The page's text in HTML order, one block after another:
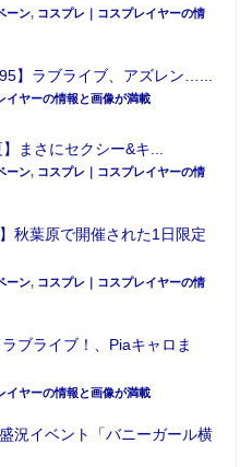
ーン, コスプレ｜コスプレイヤーの情
】ラブライブ、アズレン…...
イヤーの情報と画像が満載
まさにセクシー&キ...
ーン, コスプレ｜コスプレイヤーの情
秋葉原で開催された1日限定
ーン, コスプレ｜コスプレイヤーの情
ブライブ！、Piaキャロま
イヤーの情報と画像が満載
況イベント「バニーガール横